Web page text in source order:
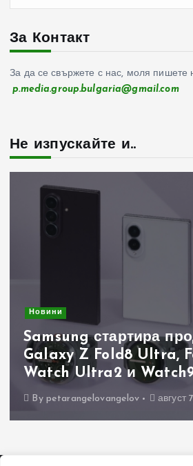
За Контакт
За да се свържете с нас, моля пишете
p.media.group.bulgaria@gmail.com
Не изпускайте и..
Новини
Samsung стартира
Galaxy Z Fold8 Ultra,
Watch Ultra2 и
By petarangelovangelov август